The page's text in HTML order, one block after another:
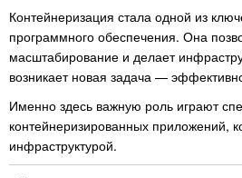
Контейнеризация стала одной из
программного обеспечения. Она
масштабирование и делает
возникает новая задача —
Именно здесь важную роль играют
контейнеризированных приложений,
инфраструктурой.